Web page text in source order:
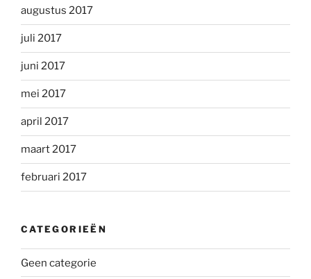
augustus 2017
juli 2017
juni 2017
mei 2017
april 2017
maart 2017
februari 2017
CATEGORIEËN
Geen categorie